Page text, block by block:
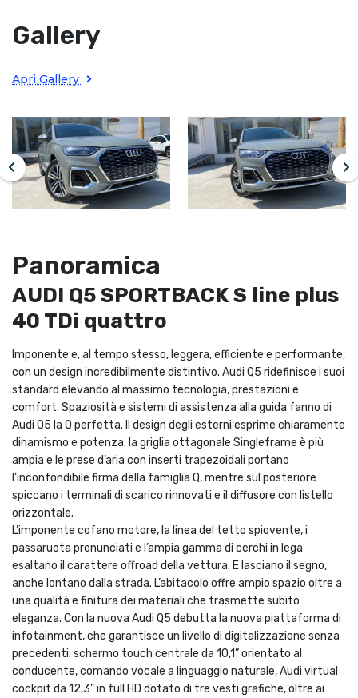
Gallery
Apri Gallery
Panoramica
AUDI Q5 SPORTBACK S line plus
40 TDi quattro
Imponente e, al tempo stesso, leggera, efficiente e performante,
con un design incredibilmente distintivo. Audi Q5 ridefinisce i suoi
standard elevando al massimo tecnologia, prestazioni e
comfort. Spaziosità e sistemi di assistenza alla guida fanno di
Audi Q5 la Q perfetta. Il design degli esterni esprime chiaramente
dinamismo e potenza: la griglia ottagonale Singleframe è più
ampia e le prese d’aria con inserti trapezoidali portano
l’inconfondibile firma della famiglia Q, mentre sul posteriore
spiccano i terminali di scarico rinnovati e il diffusore con listello
orizzontale.
L’imponente cofano motore, la linea del tetto spiovente, i
passaruota pronunciati e l’ampia gamma di cerchi in lega
esaltano il carattere offroad della vettura. E lasciano il segno,
anche lontano dalla strada. L’abitacolo offre ampio spazio oltre a
una qualità e finitura dei materiali che trasmette subito
eleganza. Con la nuova Audi Q5 debutta la nuova piattaforma di
infotainment, che garantisce un livello di digitalizzazione senza
precedenti: schermo touch centrale da 10,1” orientato al
conducente, comando vocale a linguaggio naturale, Audi virtual
cockpit da 12,3” in full HD dotato di tre vesti grafiche, oltre ai